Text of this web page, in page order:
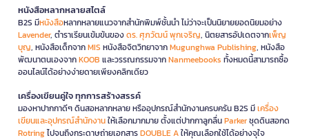
หนังสือหลากหลายสไตล์
B2S มีหนังสือหลากหลายแนวจากสำนักพิมพ์ชั้นนำ ไม่ว่าจะเป็นนิยายยอดนิยมอย่าง
Lavender, ตำราเรียนเข้มข้นของดร. ศุภวัฒน์ พุกเจริญ, นิตยสารอัปเดตจากเพ็ญ
บุญ, หนังสือเด็กจากMIS หนังสือจิตวิทยาจากMugunghwa Publishing, หนังสือ
พัฒนาตนเองจากKOOB และวรรณกรรมจากNanmeebooks ทั้งหมดนี้สามารถซื้อ
ออนไลน์ได้อย่างง่ายดายเพียงคลิกเดียว
เครื่องเขียนคู่ใจ ทุกการสร้างสรรค์
มองหาปากกาดีๆ ดินสอหลากหลาย หรืออุปกรณ์สำนักงานครบครัน B2S มีเครื่อง
เขียนและอุปกรณ์สำนักงานให้เลือกมากมาย ตั้งแต่ปากกาลูกลื่นParkerชุดดินสอกด
Rotringไปจนถึงกระดาษถ่ายเอกสารDOUBLE Aให้คุณเลือกใช้ได้อย่างจุใจ